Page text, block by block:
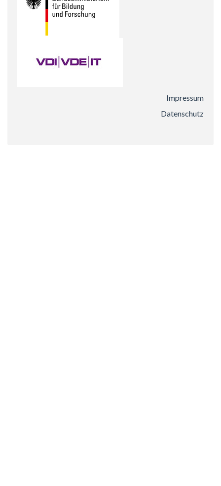
Impressum
Datenschutz